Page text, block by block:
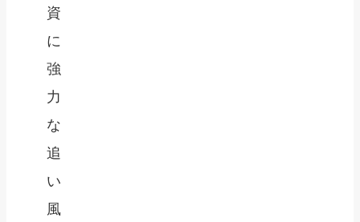
資
に
強
力
な
追
い
風